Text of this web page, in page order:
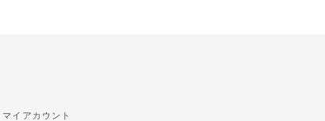
マイアカウント